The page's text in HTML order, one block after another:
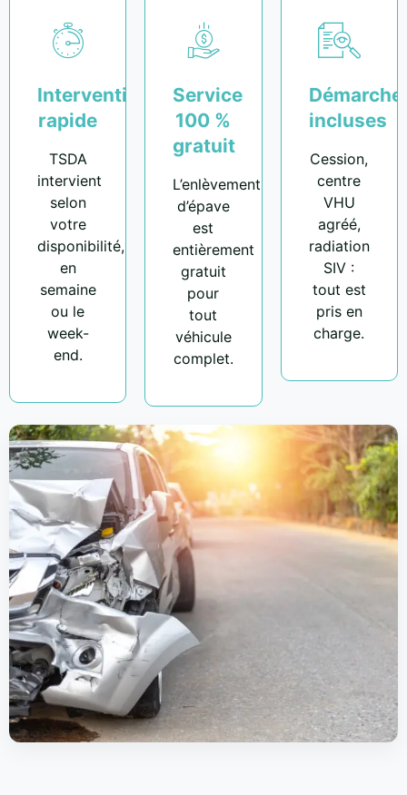
Intervention
rapide
TSDA
intervient
selon
votre
disponibilité,
en
semaine
ou le
week-
end.
Service
100 %
gratuit
L’enlèvement
d’épave
est
entièrement
gratuit
pour
tout
véhicule
complet.
incluses
Cession,
centre
VHU
agréé,
radiation
SIV :
tout est
pris en
charge.